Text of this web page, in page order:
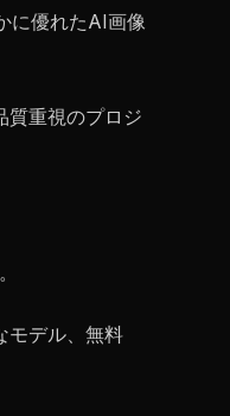
に優れたAI画像
質重視のプロジ
モデル、無料